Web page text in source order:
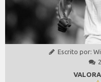
Escrito por: